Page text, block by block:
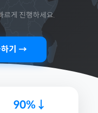
르게 진행하세요.
하기 →
90%↓